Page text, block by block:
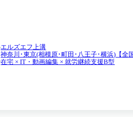
エルズエフ上溝
神奈川･東京(相模原･町田･八王子･横浜)【全
在宅 × IT・動画編集 × 就労継続支援B型